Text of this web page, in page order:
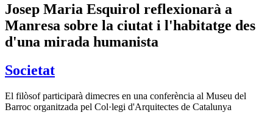
Josep Maria Esquirol reflexionarà a
Manresa sobre la ciutat i l'habitatge des
d'una mirada humanista
Societat
El filòsof participarà dimecres en una conferència al Museu del
Barroc organitzada pel Col·legi d'Arquitectes de Catalunya